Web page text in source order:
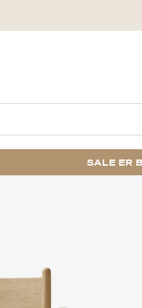
SALE ER